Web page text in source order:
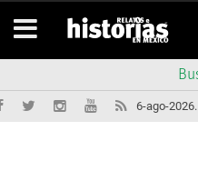
6-ago-2026.